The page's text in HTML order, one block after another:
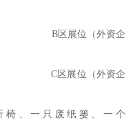
个 B区展位（外资企
个 C区展位（外资企
、一只废纸篓、一个